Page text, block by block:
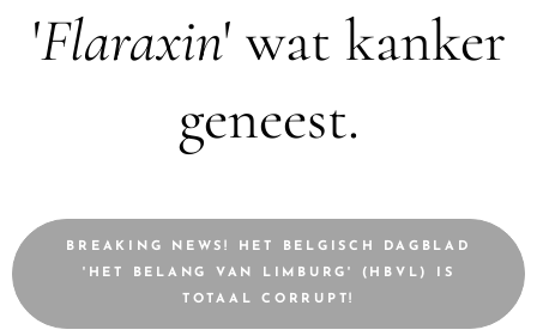
'Flaraxin' wat kanker
geneest.
BREAKING NEWS! HET BELGISCH DAGBLAD
'HET BELANG VAN LIMBURG' (HBVL) IS
TOTAAL CORRUPT!